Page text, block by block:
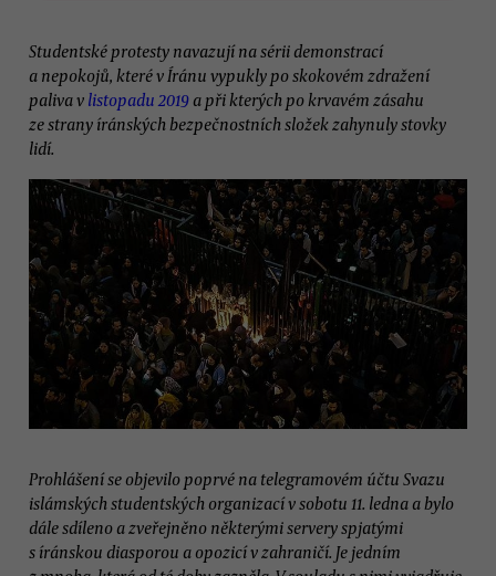
Studentské protesty navazují na sérii demonstrací
a nepokojů, které v Íránu vypukly po skokovém zdražení
paliva v listopadu 2019 a při kterých po krvavém zásahu
ze strany íránských bezpečnostních složek zahynuly stovky
lidí.
Prohlášení se objevilo poprvé na telegramovém účtu Svazu
islámských studentských organizací v sobotu 11. ledna a bylo
dále sdíleno a zveřejněno některými servery spjatými
s íránskou diasporou a opozicí v zahraničí. Je jedním